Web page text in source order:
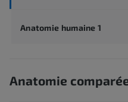
Anatomie humaine 1
Anatomie